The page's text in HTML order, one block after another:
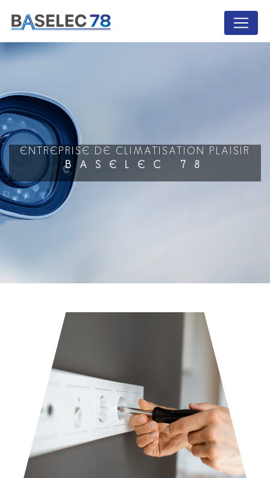
ENTREPRISE DE CLIMATISATION PLAISIR
BASELEC 78